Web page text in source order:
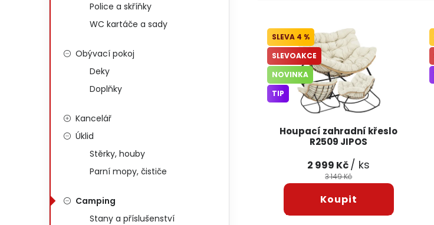
Police a skříňky
WC kartáče a sady
Obývací pokoj
Deky
Doplňky
Kancelář
Úklid
Stěrky, houby
Parní mopy, čističe
Camping
Stany a příslušenství
Výpis produktů
Houpací zahradní křeslo
R2509 JIPOS
4 %
SLEVOAKCE
NOVINKA
TIP
2 999 Kč/ ks
3 149 Kč